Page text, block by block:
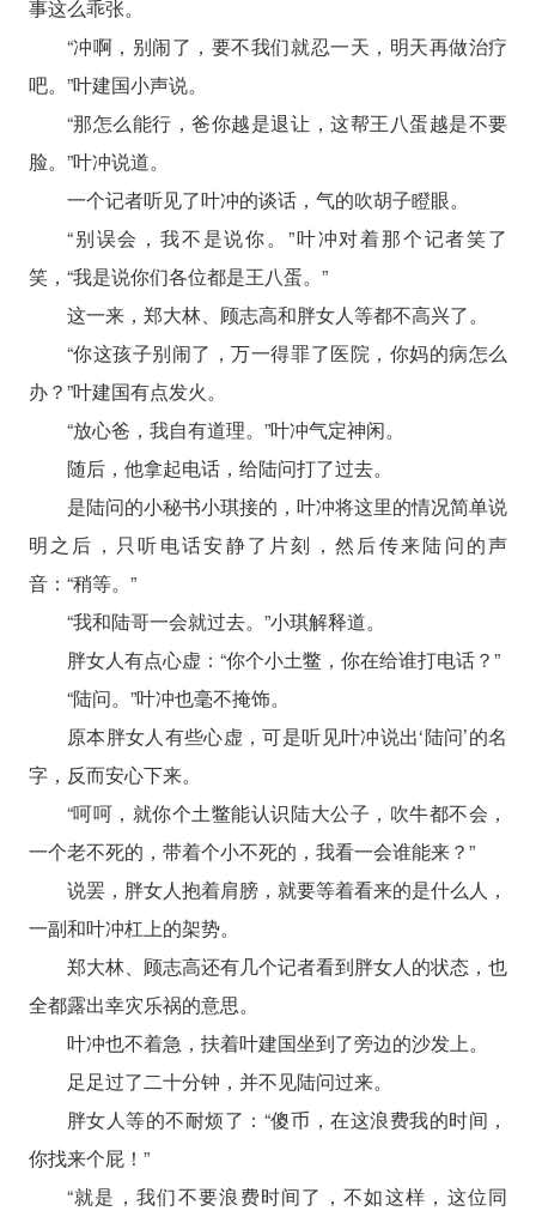
事这么乖张。
“冲啊，别闹了，要不我们就忍一天，明天再做治疗
吧。”叶建国小声说。
“那怎么能行，爸你越是退让，这帮王八蛋越是不要
脸。”叶冲说道。
一个记者听见了叶冲的谈话，气的吹胡子瞪眼。
“别误会，我不是说你。”叶冲对着那个记者笑了
笑，“我是说你们各位都是王八蛋。”
这一来，郑大林、顾志高和胖女人等都不高兴了。
“你这孩子别闹了，万一得罪了医院，你妈的病怎么
办？”叶建国有点发火。
“放心爸，我自有道理。”叶冲气定神闲。
随后，他拿起电话，给陆问打了过去。
是陆问的小秘书小琪接的，叶冲将这里的情况简单说
明之后，只听电话安静了片刻，然后传来陆问的声
音：“稍等。”
“我和陆哥一会就过去。”小琪解释道。
胖女人有点心虚：“你个小土鳖，你在给谁打电话？”
“陆问。”叶冲也毫不掩饰。
原本胖女人有些心虚，可是听见叶冲说出‘陆问’的名
字，反而安心下来。
“呵呵，就你个土鳖能认识陆大公子，吹牛都不会，
一个老不死的，带着个小不死的，我看一会谁能来？”
说罢，胖女人抱着肩膀，就要等着看来的是什么人，
一副和叶冲杠上的架势。
郑大林、顾志高还有几个记者看到胖女人的状态，也
全都露出幸灾乐祸的意思。
叶冲也不着急，扶着叶建国坐到了旁边的沙发上。
足足过了二十分钟，并不见陆问过来。
胖女人等的不耐烦了：“傻币，在这浪费我的时间，
你找来个屁！”
“就是，我们不要浪费时间了，不如这样，这位同